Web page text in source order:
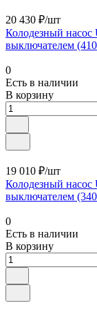
20 430 ₽/шт
Колодезный
выключателем
0
Есть в наличии
В корзину
19 010 ₽/шт
Колодезный
выключателем
0
Есть в наличии
В корзину